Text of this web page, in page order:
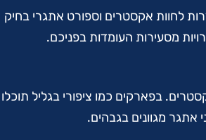
לחוות אקסטרים וספורט אתגרי בחיק
מסעירות העומדות בפניכם.
בפארקים כמו ציפורי בגליל תוכלו
מגוונים בגבהים.